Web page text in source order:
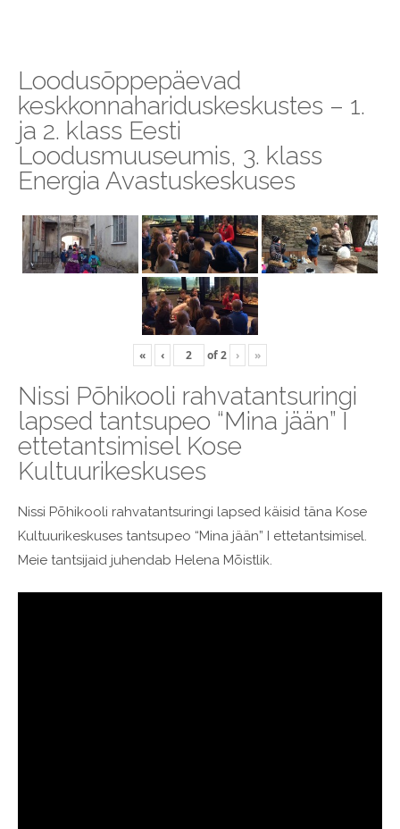
Loodusõppepäevad
keskkonnahariduskeskustes – 1.
ja 2. klass Eesti
Loodusmuuseumis, 3. klass
Energia Avastuskeskuses
« ‹ of2 › »
Nissi Põhikooli rahvatantsuringi
lapsed tantsupeo “Mina jään” I
ettetantsimisel Kose
Kultuurikeskuses
Nissi Põhikooli rahvatantsuringi lapsed käisid täna Kose
Kultuurikeskuses tantsupeo “Mina jään” I ettetantsimisel.
Meie tantsijaid juhendab Helena Mõistlik.